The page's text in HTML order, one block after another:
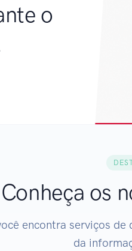
o
Conheça os
encontra serviços
da